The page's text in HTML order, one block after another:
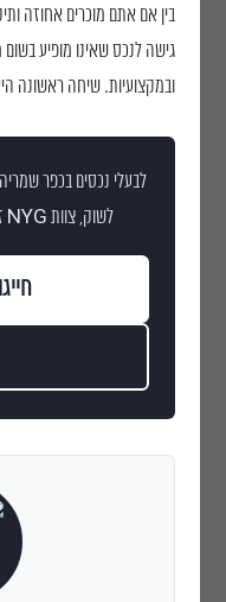
בין אם אתם מוכרים אחוזה
גישה לנכס שאינו מופיע
ובמקצועיות. שיחה ראשונה
לבעלי נכסים בכפר
לשוק, צוות NYG זמין לשיחה ממוקדת ולא לפרסום.
חייגו 053-3524653